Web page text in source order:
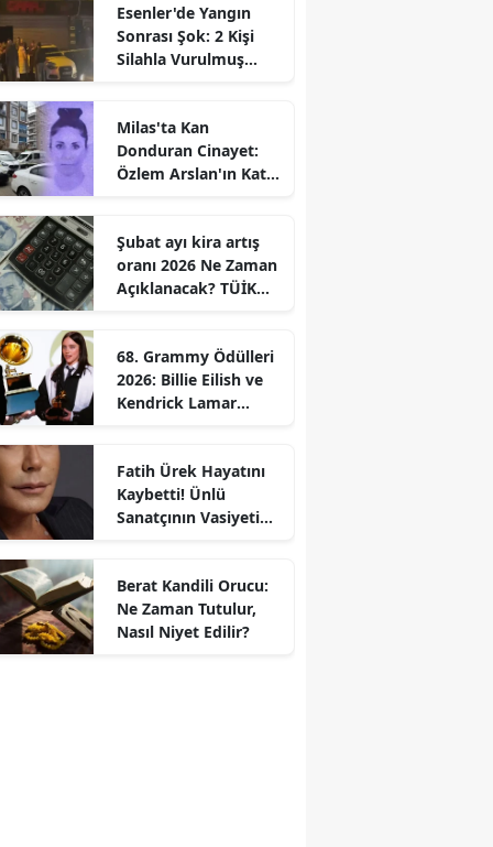
Esenler'de Yangın
Sonrası Şok: 2 Kişi
Silahla Vurulmuş
Milas'ta Kan
Donduran Cinayet:
Özlem Arslan'ın Katili
Şubat ayı kira artış
oranı 2026 Ne Zaman
Açıklanacak? TÜİK
68. Grammy Ödülleri
2026: Billie Eilish ve
Kendrick Lamar
Fatih Ürek Hayatını
Kaybetti! Ünlü
Sanatçının Vasiyeti
Berat Kandili Orucu:
Ne Zaman Tutulur,
Nasıl Niyet Edilir?